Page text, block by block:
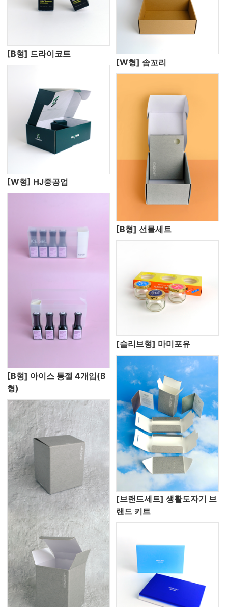
[B형] 드라이코트
[W형] 솜꼬리
[W형] HJ중공업
[B형] 선물세트
[B형] 아이스 통젤 4개입(B
형)
[슬리브형] 마미포유
[브랜드세트] 생활도자기 브
랜드 키트